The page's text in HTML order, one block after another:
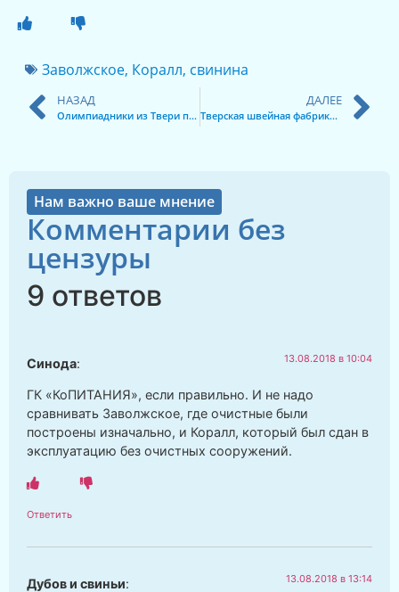
Заволжское, Коралл, свинина
НАЗАД
Олимпиадники из Твери прошли обучение в лагере МФТИ
ДАЛЕЕ
Тверская швейная фабрика: 60 лет работы на благо региона
Нам важно ваше мнение
Комментарии без
цензуры
9 ответов
Синода: 13.08.2018 в 10:04
ГК «КоПИТАНИЯ», если правильно. И не надо
сравнивать Заволжское, где очистные были
построены изначально, и Коралл, который был сдан в
эксплуатацию без очистных сооружений.
Ответить
Дубов и свиньи: 13.08.2018 в 13:14